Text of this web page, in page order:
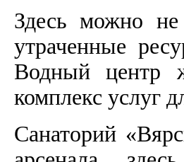
Здесь можно не
утраченные
Водный центр
комплекс услуг
Санаторий